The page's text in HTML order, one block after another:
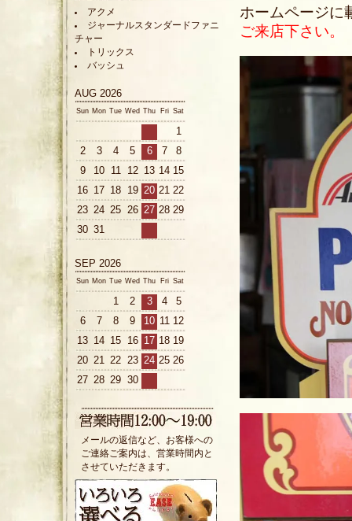
ホームページに
ご来店下さい。
アクメ
ジャーナルスタンダードファニ
チャー
トリックス
バッシュ
AUG 2026
Sun Mon Tue Wed Thu Fri Sat
1
2
3 4 5 6 7
8
9
10 11 12 13 14 15
16 17 18 19 20 21 22
23 24 25 26 27 28 29
30 31
SEP 2026
Sun Mon Tue Wed Thu Fri Sat
1 2 3 4
5
6
7 8 9 10 11 12
13 14 15 16 17 18 19
20 21 22 23 24 25 26
27 28 29 30
メールの返信など、お客様への
ご連絡ご案内は、営業時間内と
させていただきます。